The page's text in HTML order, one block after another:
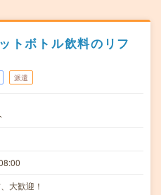
トボトル飲料のリフ
派遣
大歓迎！